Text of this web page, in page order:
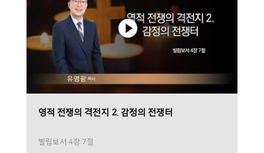
영적 전쟁의 격전지 2. 감정의 전쟁터
빌립보서 4장 7절